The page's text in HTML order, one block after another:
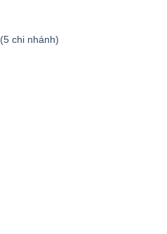
(5 chi nhánh)